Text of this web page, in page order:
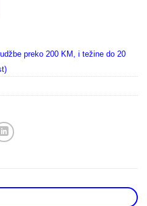
preko 200 KM, i težine do 20